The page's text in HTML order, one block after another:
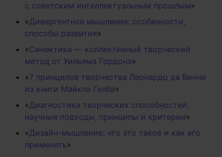
с советским интеллектуальным прошлым»
«Дивергентное мышление: особенности,
способы развития»
«Синектика — коллективный творческий
метод от Уильяма Гордона»
«7 принципов творчества Леонардо да Винчи
из книги Майкла Гелба»
«Диагностика творческих способностей:
научные подходы, принципы и критерии»
«Дизайн-мышление: что это такое и как его
применять»